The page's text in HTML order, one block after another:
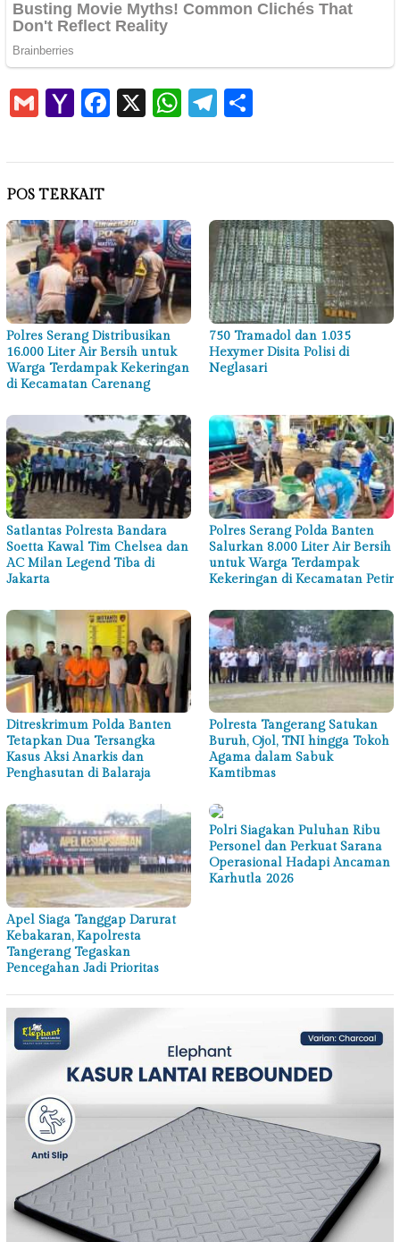
GmailYahoo
Mail
Facebook
X WhatsApp
Telegram
POS TERKAIT
Polres Serang Distribusikan
16.000 Liter Air Bersih untuk
Warga Terdampak Kekeringan
di Kecamatan Carenang
750 Tramadol dan 1.035
Hexymer Disita Polisi di
Neglasari
Satlantas Polresta Bandara
Soetta Kawal Tim Chelsea dan
AC Milan Legend Tiba di
Jakarta
Polres Serang Polda Banten
Salurkan 8.000 Liter Air Bersih
untuk Warga Terdampak
Kekeringan di Kecamatan Petir
Ditreskrimum Polda Banten
Tetapkan Dua Tersangka
Kasus Aksi Anarkis dan
Penghasutan di Balaraja
Polresta Tangerang Satukan
Buruh, Ojol, TNI hingga Tokoh
Agama dalam Sabuk
Kamtibmas
Apel Siaga Tanggap Darurat
Kebakaran, Kapolresta
Tangerang Tegaskan
Pencegahan Jadi Prioritas
Polri Siagakan Puluhan Ribu
Personel dan Perkuat Sarana
Operasional Hadapi Ancaman
Karhutla 2026